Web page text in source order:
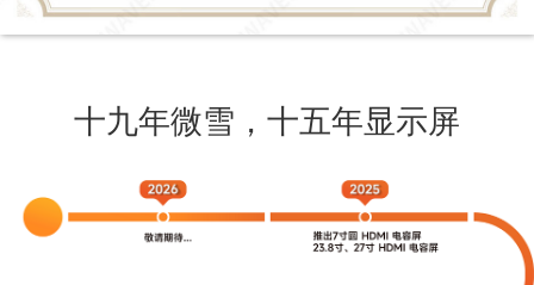
十九年微雪，十五年显示屏